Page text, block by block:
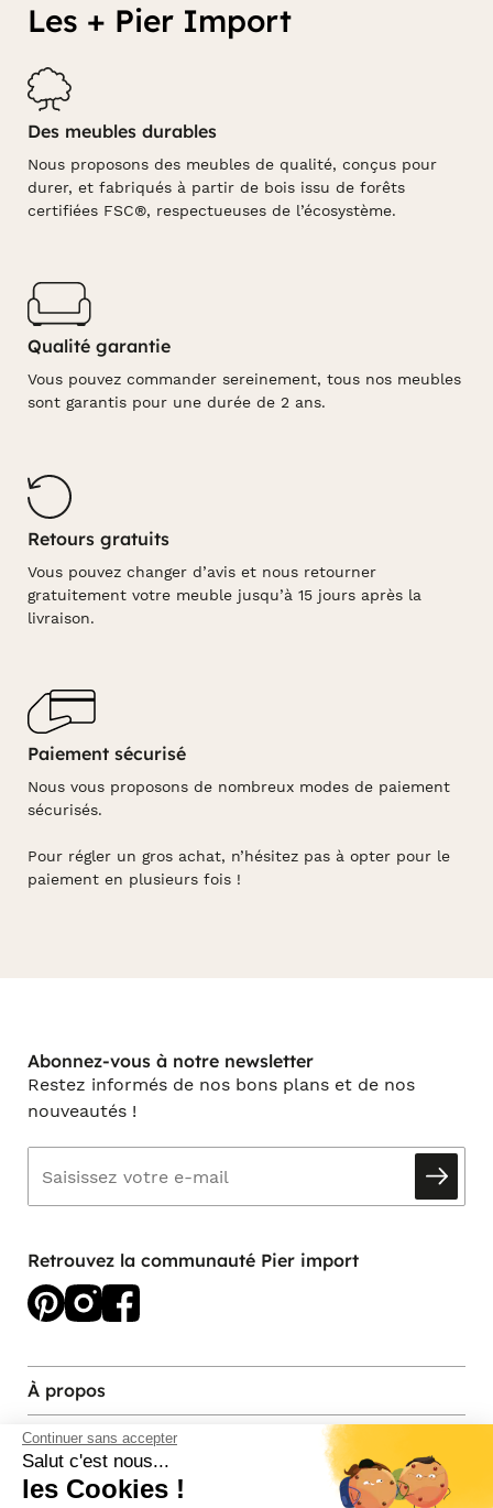
Continuer sans accepter
Salut c'est nous...
les Cookies !
Les + Pier Import
Des meubles durables
Nous proposons des meubles de qualité, conçus pour
durer, et fabriqués à partir de bois issu de forêts
certifiées FSC®, respectueuses de l’écosystème.
Qualité garantie
Vous pouvez commander sereinement, tous nos meubles
sont garantis pour une durée de 2 ans.
Retours gratuits
Vous pouvez changer d’avis et nous retourner
gratuitement votre meuble jusqu’à 15 jours après la
livraison.
Paiement sécurisé
Nous vous proposons de nombreux modes de paiement
sécurisés.
Pour régler un gros achat, n’hésitez pas à opter pour le
paiement en plusieurs fois !
Abonnez-vous à notre newsletter
Restez informés de nos bons plans et de nos
nouveautés !
Retrouvez la communauté Pier import
À propos
Services et contact
Magasins et Showrooms